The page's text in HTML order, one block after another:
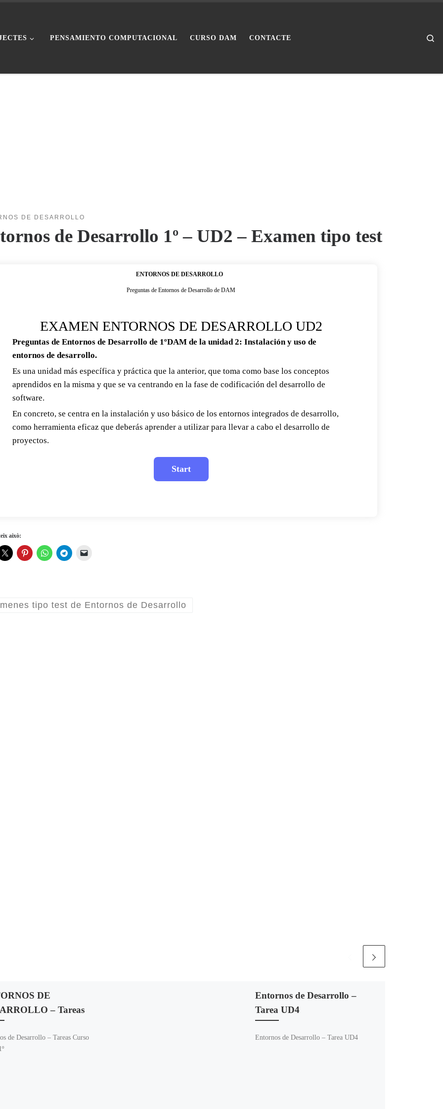
PENSAMIENTO COMPUTACIONAL CURSO DAM CONTACTE
DE DESARROLLO
de Desarrollo 1º – UD2 – Examen tipo test
ENTORNOS DE DESARROLLO
Preguntas de Entornos de Desarrollo de DAM
EXAMEN ENTORNOS DE DESARROLLO UD2
Preguntas de Entornos de Desarrollo de 1ºDAM de la unidad 2: Instalación y uso de
entornos de desarrollo.
Es una unidad más específica y práctica que la anterior, que toma como base los conceptos
aprendidos en la misma y que se va centrando en la fase de codificación del desarrollo de
software.
En concreto, se centra en la instalación y uso básico de los entornos integrados de desarrollo,
como herramienta eficaz que deberás aprender a utilizar para llevar a cabo el desarrollo de
proyectos.
això:
tipo test de Entornos de Desarrollo
DE
– Tareas
de Desarrollo – Tareas Curso
Entornos de Desarrollo –
Tarea UD4
Entornos de Desarrollo – Tarea UD4